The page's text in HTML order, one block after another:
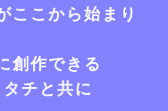
ここから始まり
創作できる
チと共に